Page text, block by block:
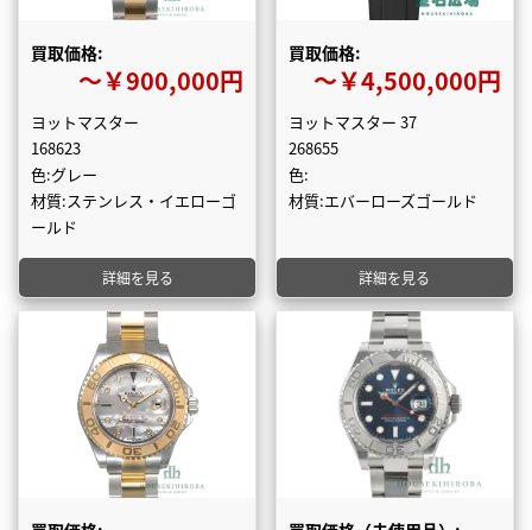
買取価格:
〜￥900,000円
ヨットマスター
168623
色:グレー
材質:ステンレス・イエローゴ
ールド
詳細を見る
買取価格:
〜￥4,500,000円
ヨットマスター 37
268655
色:
材質:エバーローズゴールド
詳細を見る